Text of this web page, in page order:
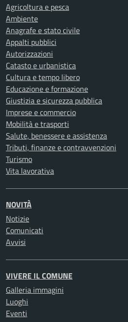
Agricoltura e pesca
Ambiente
Anagrafe e stato civile
Appalti pubblici
Autorizzazioni
Catasto e urbanistica
Cultura e tempo libero
Educazione e formazione
Giustizia e sicurezza pubblica
Imprese e commercio
Mobilità e trasporti
Salute, benessere e assistenza
Tributi, finanze e contravvenzioni
Turismo
Vita lavorativa
NOVITÀ
Notizie
Comunicati
Avvisi
VIVERE IL COMUNE
Galleria immagini
Luoghi
Eventi